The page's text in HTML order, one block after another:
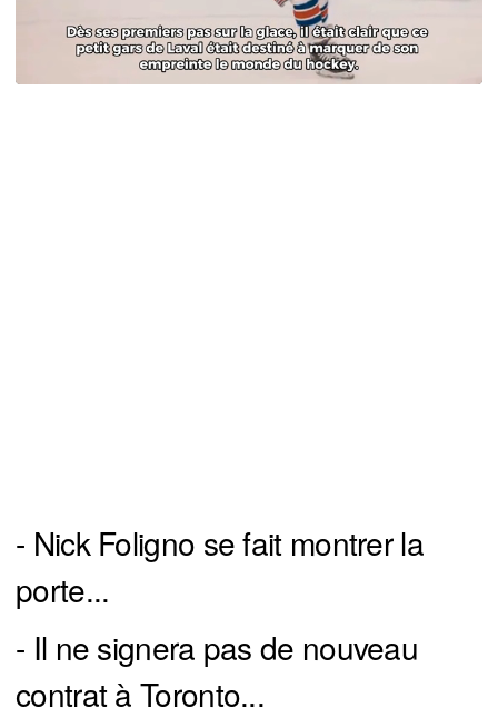
- Nick Foligno se fait montrer la
porte...
- Il ne signera pas de nouveau
contrat à Toronto...